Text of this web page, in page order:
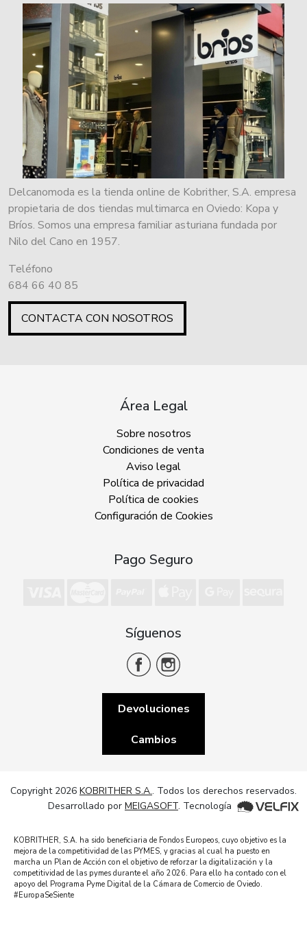
Delcanomoda es la tienda online de Kobrither, S.A. empresa
propietaria de dos tiendas multimarca en Oviedo: Kopa y
Bríos. Somos una empresa familiar asturiana fundada por
Nilo del Cano en 1957.
Teléfono
684 66 40 85
CONTACTA CON NOSOTROS
Área Legal
Sobre nosotros
Condiciones de venta
Aviso legal
Política de privacidad
Política de cookies
Configuración de Cookies
Pago Seguro
Síguenos
Devoluciones
Cambios
Copyright 2026 KOBRITHER S.A.. Todos los derechos reservados.
Desarrollado por MEIGASOFT. Tecnología
KOBRITHER, S.A. ha sido beneficiaria de Fondos Europeos, cuyo objetivo es la
mejora de la competitividad de las PYMES, y gracias al cual ha puesto en
marcha un Plan de Acción con el objetivo de reforzar la digitalización y la
competitividad de las pymes durante el año 2026. Para ello ha contado con el
apoyo del Programa Pyme Digital de la Cámara de Comercio de Oviedo.
#EuropaSeSiente